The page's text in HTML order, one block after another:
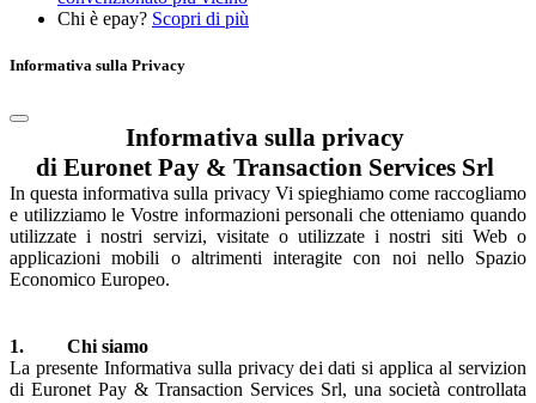
Chi è epay? Scopri di più
Informativa sulla Privacy
Informativa sulla privacy
di Euronet Pay & Transaction Services Srl
In questa informativa sulla privacy Vi spieghiamo come raccogliamo
e utilizziamo le Vostre informazioni personali che otteniamo quando
utilizzate i nostri servizi, visitate o utilizzate i nostri siti Web o
applicazioni mobili o altrimenti interagite con noi nello Spazio
Economico Europeo.
1. Chi siamo
La presente Informativa sulla privacy dei dati si applica al servizion
di Euronet Pay & Transaction Services Srl, una società controllata